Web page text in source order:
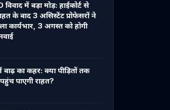
विवाद में बड़ा मोड़: हाईकोर्ट से
के बाद 3 असिस्टेंट प्रोफेसरों ने
कार्यभार, 3 अगस्त को होगी
का कहर: क्या पीड़ितों तक
पाएगी राहत?